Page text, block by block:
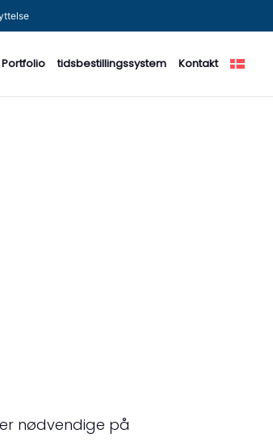
Portfolio tidsbestillingssystem Kontakt
nødvendige på